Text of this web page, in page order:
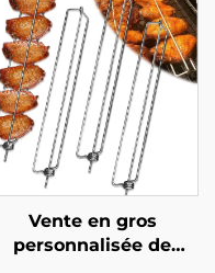
Vente en gros
personnalisée de